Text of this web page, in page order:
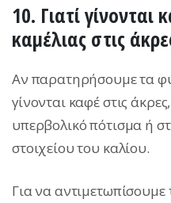
10. Γιατί
καμέλιας στις
Αν παρατηρήσουμε τα
γίνονται καφέ στις
υπερβολικό πότισμα ή
στοιχείου του καλίου.
Για να